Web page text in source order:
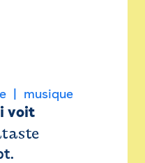
musique
voit